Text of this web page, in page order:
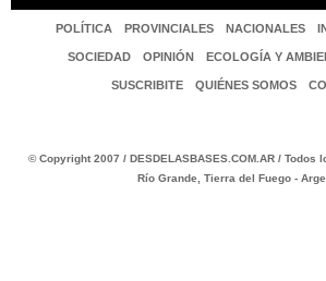
POLÍTICA PROVINCIALES NACIONALES
SOCIEDAD OPINIÓN ECOLOGÍA Y
SUSCRIBITE QUIÉNES SOMOS
© Copyright 2007 / DESDELASBASES.COM.AR /
Río Grande, Tierra del Fuego -